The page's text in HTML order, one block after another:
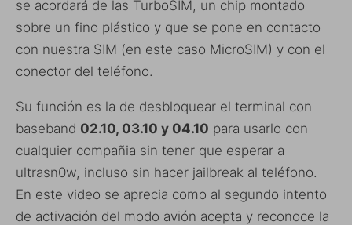
se acordará de las TurboSIM, un chip montado
sobre un fino plástico y que se pone en contacto
con nuestra SIM (en este caso MicroSIM) y con el
conector del teléfono.
Su función es la de desbloquear el terminal con
baseband 02.10, 03.10 y 04.10 para usarlo con
cualquier compañia sin tener que esperar a
ultrasn0w, incluso sin hacer jailbreak al teléfono.
En este video se aprecia como al segundo intento
de activación del modo avión acepta y reconoce la